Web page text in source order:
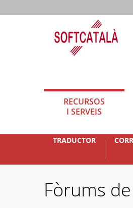
RECURSOS
I SERVEIS
TRADUCTOR
Fòrums